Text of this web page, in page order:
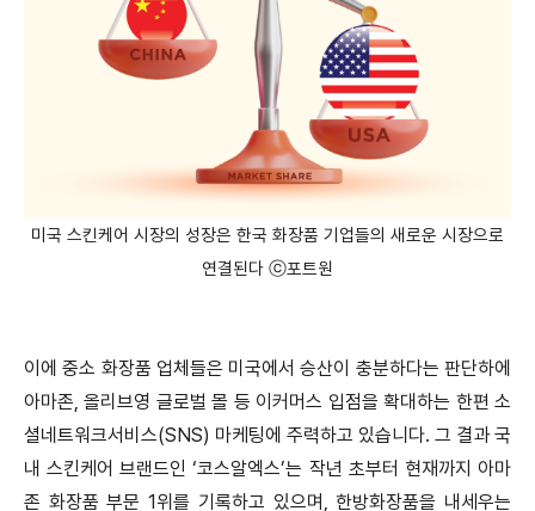
미국 스킨케어 시장의 성장은 한국 화장품 기업들의 새로운 시장으로
연결된다 ⓒ포트원
이에 중소 화장품 업체들은 미국에서 승산이 충분하다는 판단하에
아마존, 올리브영 글로벌 몰 등 이커머스 입점을 확대하는 한편 소
셜네트워크서비스(SNS) 마케팅에 주력하고 있습니다. 그 결과 국
내 스킨케어 브랜드인 ‘코스알엑스’는 작년 초부터 현재까지 아마
존 화장품 부문 1위를 기록하고 있으며, 한방화장품을 내세우는